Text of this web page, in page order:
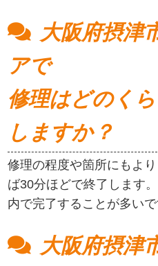
大阪府摂津
アで
修理はどのく
しますか？
修理の程度や箇所にもよ
ば30分ほどで終了します
内で完了することが多いで
大阪府摂津